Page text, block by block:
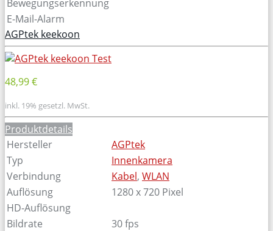
Bewegungserkennung
E-Mail-Alarm
AGPtek keekoon
48,99 €
inkl. 19% gesetzl. MwSt.
Produktdetails
Hersteller
AGPtek
Typ
Innenkamera
Verbindung
Kabel, WLAN
Auflösung
1280 x 720 Pixel
HD-Auflösung
Bildrate
30 fps